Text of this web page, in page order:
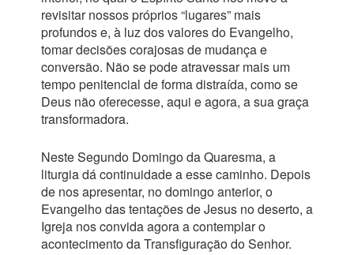
revisitar nossos próprios “lugares” mais
profundos e, à luz dos valores do Evangelho,
tomar decisões corajosas de mudança e
conversão. Não se pode atravessar mais um
tempo penitencial de forma distraída, como se
Deus não oferecesse, aqui e agora, a sua graça
transformadora.
Neste Segundo Domingo da Quaresma, a
liturgia dá continuidade a esse caminho. Depois
de nos apresentar, no domingo anterior, o
Evangelho das tentações de Jesus no deserto, a
Igreja nos convida agora a contemplar o
acontecimento da Transfiguração do Senhor.